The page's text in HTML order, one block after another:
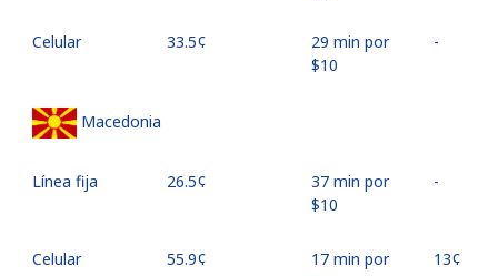
Celular ⁦33.5¢⁩
29 min por
⁦$10⁩
-
Macedonia
Línea fija ⁦26.5¢⁩
37 min por
⁦$10⁩
-
Celular ⁦55.9¢⁩
17 min por
⁦13¢⁩